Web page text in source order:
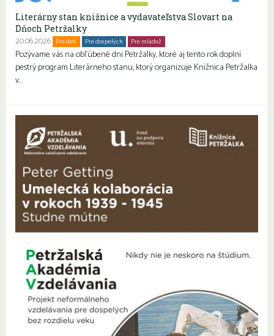
Literárny stan knižnice a vydavateľstva Slovart na
Dňoch Petržalky
20.06.2026 Pre deti Pre dospelých Pre mládež
Pozývame vás na obľúbené dni Petržalky, ktoré aj tento rok doplní
pestrý program Literárneho stanu, ktorý organizuje Knižnica Petržalka
v…